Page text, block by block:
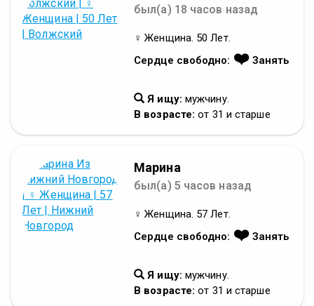
был(а) 18 часов назад
♀ Женщина. 50 Лет.
Сердце свободно: ❤️Занять
Я ищу: мужчину.
В возрасте: от 31 и старше
Марина
был(а) 5 часов назад
♀ Женщина. 57 Лет.
Сердце свободно: ❤️Занять
Я ищу: мужчину.
В возрасте: от 31 и старше